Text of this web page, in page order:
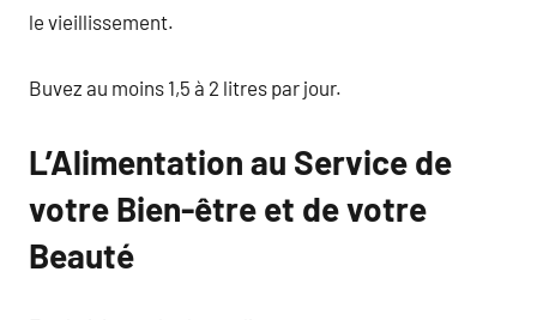
le vieillissement.
Buvez au moins 1,5 à 2 litres par jour.
L’Alimentation au Service de
votre Bien-être et de votre
Beauté